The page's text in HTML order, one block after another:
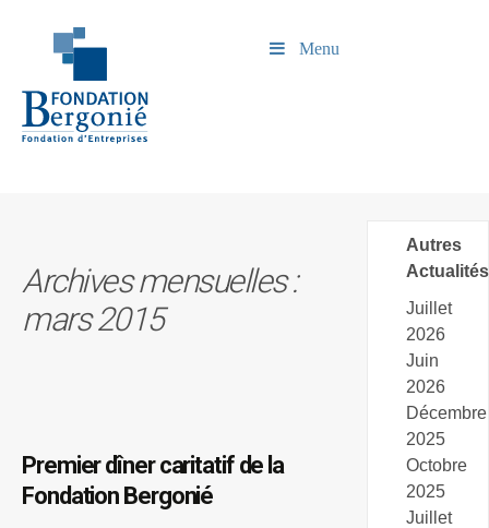
Menu
Archives mensuelles :
mars 2015
Premier dîner caritatif de la
Fondation Bergonié
Autres
Actualités
Juillet
2026
Juin
2026
Décembre
2025
Octobre
2025
Juillet